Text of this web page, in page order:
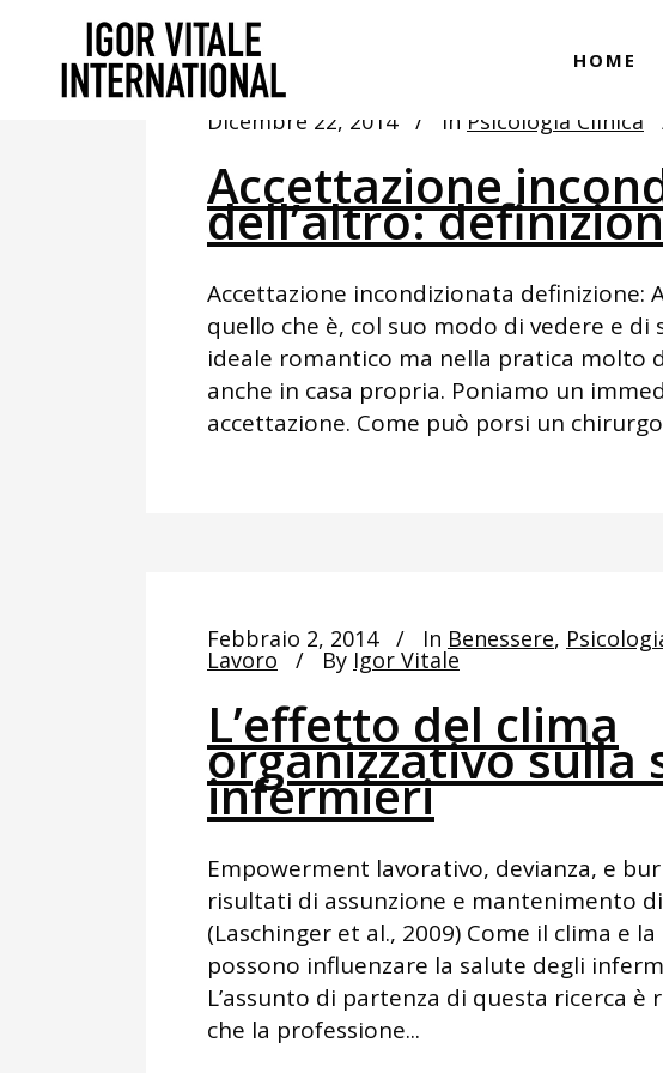
HOME
Dicembre 22, 2014 In Psicologia Clinica
Accettazione
dell’altro:
Accettazione incondizionata definizione:
quello che è, col suo modo di vedere e
ideale romantico ma nella pratica molto
anche in casa propria. Poniamo un
accettazione. Come può porsi un
Febbraio 2, 2014 In Benessere,
Lavoro By Igor Vitale
L’effetto del clima
organizzativo sulla
infermieri
Empowerment lavorativo, devianza, e
risultati di assunzione e mantenimento
(Laschinger et al., 2009) Come il clima e
possono influenzare la salute degli
L’assunto di partenza di questa ricerca
che la professione...